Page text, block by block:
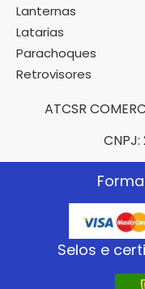
Lanternas
Latarias
Parachoques
Retrovisores
ATCSR
CNPJ:
Selos e